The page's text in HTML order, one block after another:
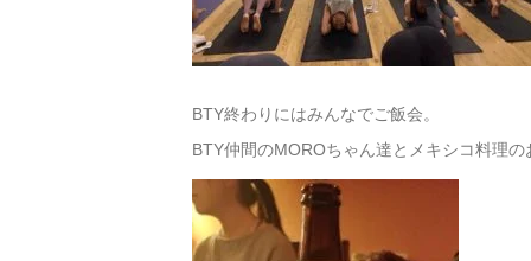
BTY終わりにはみんなでご飯会。
BTY仲間のMOROちゃん達とメキシコ料理の